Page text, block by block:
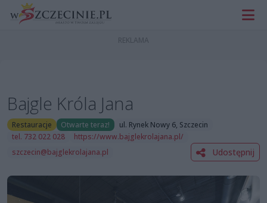
Bajgle Króla Jana
Restauracje Otwarte teraz!
ul. Rynek Nowy 6, Szczecin
tel. 732 022 028
https://www.bajglekrolajana.pl/
szczecin@bajglekrolajana.pl
Udostępnij